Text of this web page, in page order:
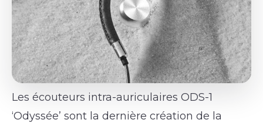
Les écouteurs intra-auriculaires ODS-1
‘Odyssée’ sont la dernière création de la